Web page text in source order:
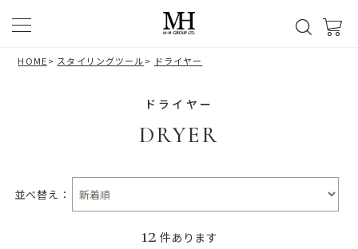
HOME> スタイリングツール> ドライヤー
ドライヤー
DRYER
並べ替え：
12 件あります